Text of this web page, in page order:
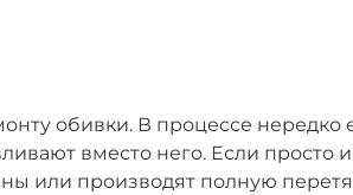
обивки. В процессе
вместо него. Если
или производят полную